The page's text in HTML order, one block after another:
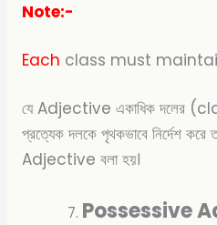
Note:-
Each class must
যে Adjective একাধিক দলের
প্রত্যেক দলকে পৃথকভাবে নির্দেশ
Adjective বলা হয়।
Possessive